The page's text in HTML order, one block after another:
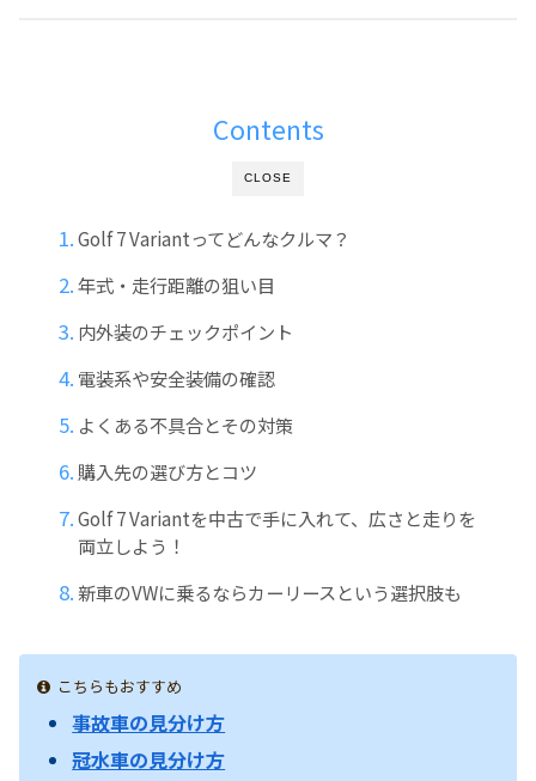
CLOSE
Contents
Golf 7 Variantってどんなクルマ？
年式・走行距離の狙い目
内外装のチェックポイント
電装系や安全装備の確認
よくある不具合とその対策
購入先の選び方とコツ
Golf 7 Variantを中古で手に入れて、広さと走りを
両立しよう！
新車のVWに乗るならカーリースという選択肢も
こちらもおすすめ
事故車の見分け方
冠水車の見分け方